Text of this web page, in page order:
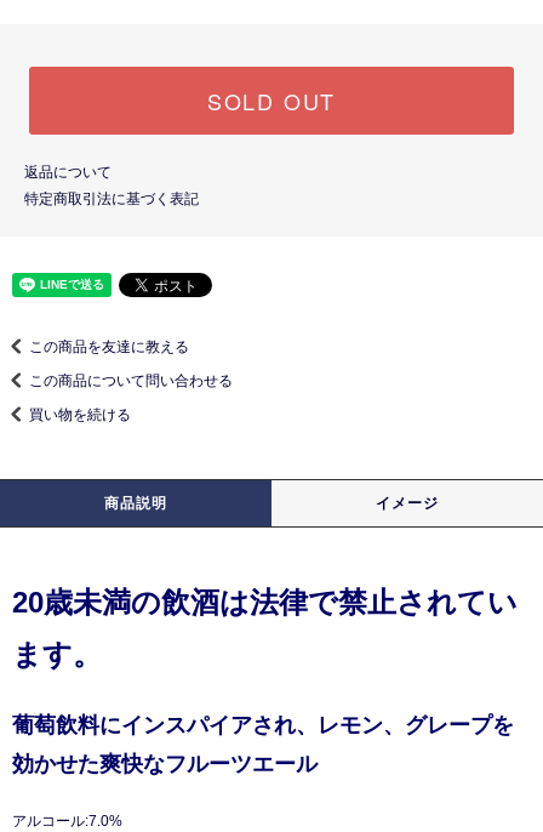
SOLD OUT
返品について
特定商取引法に基づく表記
この商品を友達に教える
この商品について問い合わせる
買い物を続ける
商品説明 イメージ
20歳未満の飲酒は法律で禁止されてい
ます。
葡萄飲料にインスパイアされ、レモン、グレープを
効かせた爽快なフルーツエール
アルコール:7.0%